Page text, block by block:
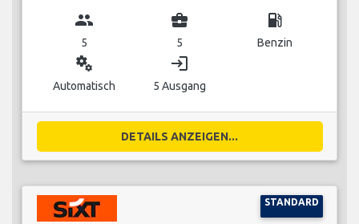
group
5
business_center
5
local_gas_station
Benzin
miscellaneous_services
Automatisch
login
5 Ausgang
DETAILS ANZEIGEN...
STANDARD